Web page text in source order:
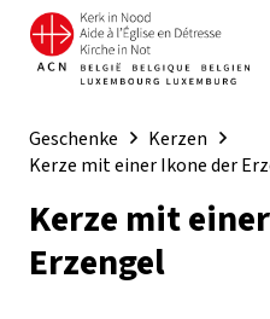
Geschenke
Kerzen
Kerze mit einer Ikone der
Kerze mit
Erzengel